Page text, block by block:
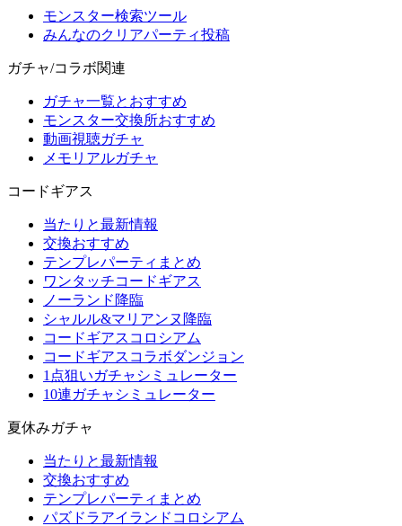
モンスター検索ツール
みんなのクリアパーティ投稿
ガチャ/コラボ関連
ガチャ一覧とおすすめ
モンスター交換所おすすめ
動画視聴ガチャ
メモリアルガチャ
コードギアス
当たりと最新情報
交換おすすめ
テンプレパーティまとめ
ワンタッチコードギアス
ノーランド降臨
シャルル&マリアンヌ降臨
コードギアスコロシアム
コードギアスコラボダンジョン
1点狙いガチャシミュレーター
10連ガチャシミュレーター
夏休みガチャ
当たりと最新情報
交換おすすめ
テンプレパーティまとめ
パズドラアイランドコロシアム